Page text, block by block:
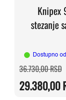
stezanje
Dostupno
36.730,00RSD
29.380,00